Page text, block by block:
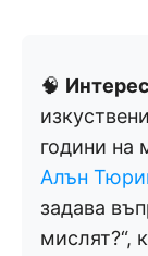
🧠
години на
Алън
задава
мислят?“,